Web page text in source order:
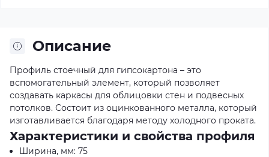
Описание
Профиль стоечный для гипсокартона – это
вспомогательный элемент, который позволяет
создавать каркасы для облицовки стен и подвесных
потолков. Состоит из оцинкованного металла, который
изготавливается благодаря методу холодного проката.
Характеристики и свойства профиля
Ширина, мм: 75